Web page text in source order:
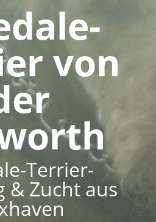
von
Terrier-
& Zucht aus